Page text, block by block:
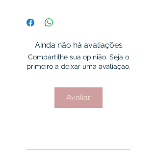
Ainda não há avaliações
Compartilhe sua opinião. Seja o
primeiro a deixar uma avaliação.
Avaliar